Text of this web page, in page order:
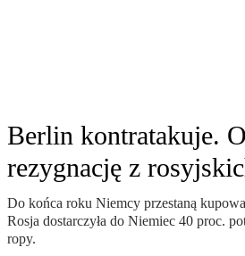
Berlin kontratakuje.
rezygnację z
Do końca roku Niemcy przestaną
Rosja dostarczyła do Niemiec 40 proc.
ropy.